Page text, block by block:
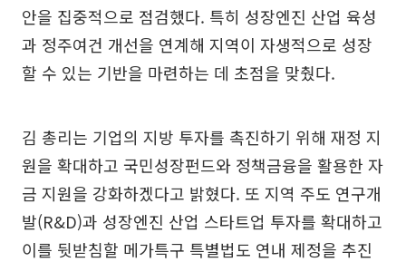
안을 집중적으로 점검했다. 특히 성장엔진 산업 육성
과 정주여건 개선을 연계해 지역이 자생적으로 성장
할 수 있는 기반을 마련하는 데 초점을 맞췄다.
김 총리는 기업의 지방 투자를 촉진하기 위해 재정 지
원을 확대하고 국민성장펀드와 정책금융을 활용한 자
금 지원을 강화하겠다고 밝혔다. 또 지역 주도 연구개
발(R&D)과 성장엔진 산업 스타트업 투자를 확대하고
이를 뒷받침할 메가특구 특별법도 연내 제정을 추진